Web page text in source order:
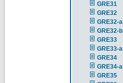
GRE31
GRE32
GRE32-a
GRE32-b
GRE33
GRE33-a
GRE34
GRE34-a
GRE35